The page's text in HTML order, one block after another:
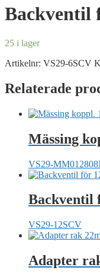
Backventil
25 i lager
Artikelnr: VS29-6SCV
Relaterade
Mässing
VS29-
Backventil
VS29-12SCV
Adapter